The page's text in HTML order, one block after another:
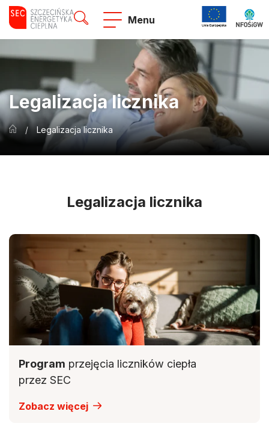
Menu
Legalizacja licznika
/ Legalizacja licznika
Legalizacja licznika
Program przejęcia liczników ciepła
przez SEC
Zobacz więcej